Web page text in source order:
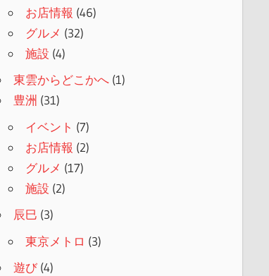
お店情報 (46)
グルメ (32)
施設 (4)
東雲からどこかへ(1)
豊洲 (31)
イベント (7)
お店情報 (2)
グルメ (17)
施設 (2)
辰巳 (3)
東京メトロ (3)
遊び(4)